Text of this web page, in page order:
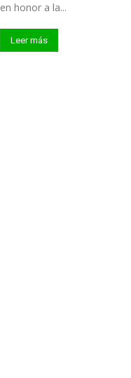
en honor a la...
Leer más